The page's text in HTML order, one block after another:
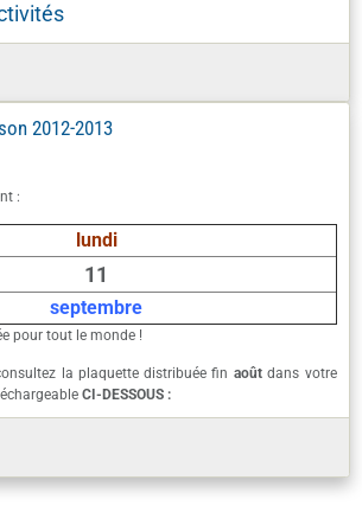
2012-2013
:
lundi
11
septembre
pour tout le monde !
la plaquette distribuée fin août dans votre
CI-DESSOUS :